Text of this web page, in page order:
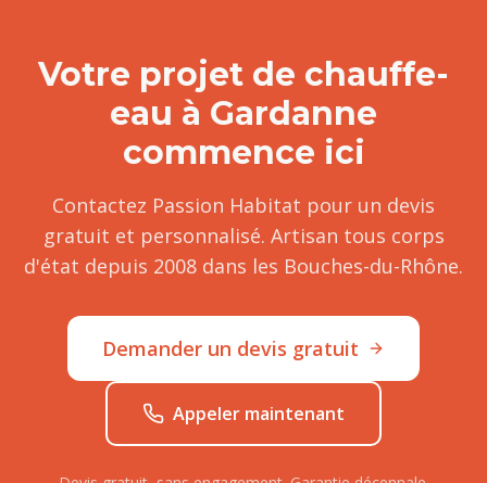
Votre projet de chauffe-
eau à Gardanne
commence ici
Contactez Passion Habitat pour un devis
gratuit et personnalisé. Artisan tous corps
d'état depuis 2008 dans les Bouches-du-Rhône.
Demander un devis gratuit
Appeler maintenant